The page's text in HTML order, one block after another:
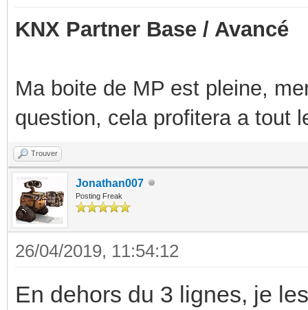
KNX Partner Base / Avancé
Ma boite de MP est pleine,
question, cela profitera a tout
Trouver
Jonathan007
Posting Freak
26/04/2019, 11:54:12
En dehors du 3 lignes, je